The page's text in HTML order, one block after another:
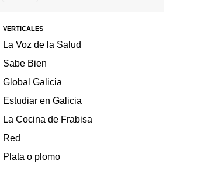
VERTICALES
La Voz de la Salud
Sabe Bien
Global Galicia
Estudiar en Galicia
La Cocina de Frabisa
Red
Plata o plomo